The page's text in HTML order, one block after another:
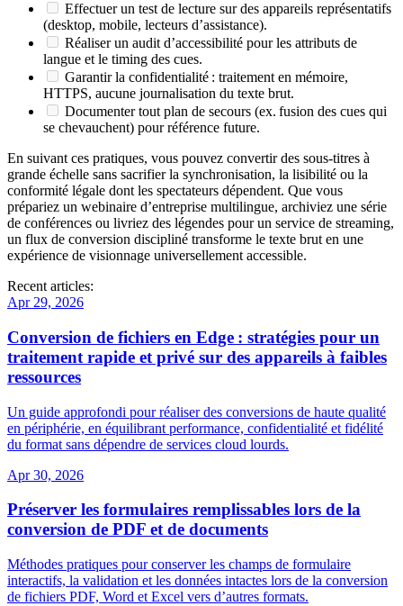
Effectuer un test de lecture sur des appareils représentatifs
(desktop, mobile, lecteurs d’assistance).
Réaliser un audit d’accessibilité pour les attributs de
langue et le timing des cues.
Garantir la confidentialité : traitement en mémoire,
HTTPS, aucune journalisation du texte brut.
Documenter tout plan de secours (ex. fusion des cues qui
se chevauchent) pour référence future.
En suivant ces pratiques, vous pouvez convertir des sous‑titres à
grande échelle sans sacrifier la synchronisation, la lisibilité ou la
conformité légale dont les spectateurs dépendent. Que vous
prépariez un webinaire d’entreprise multilingue, archiviez une série
de conférences ou livriez des légendes pour un service de streaming,
un flux de conversion discipliné transforme le texte brut en une
expérience de visionnage universellement accessible.
Recent articles:
Apr 29, 2026
Conversion de fichiers en Edge : stratégies pour un
traitement rapide et privé sur des appareils à faibles
ressources
Un guide approfondi pour réaliser des conversions de haute qualité
en périphérie, en équilibrant performance, confidentialité et fidélité
du format sans dépendre de services cloud lourds.
Apr 30, 2026
Préserver les formulaires remplissables lors de la
conversion de PDF et de documents
Méthodes pratiques pour conserver les champs de formulaire
interactifs, la validation et les données intactes lors de la conversion
de fichiers PDF, Word et Excel vers d’autres formats.